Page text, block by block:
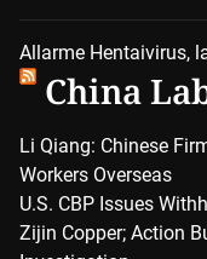
Allarme Hentaivirus,
China
Li Qiang: Chinese
Workers Overseas
U.S. CBP Issues
Zijin Copper; Action